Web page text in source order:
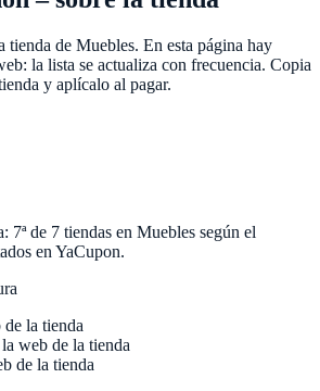
tienda de Muebles. En esta página hay
la lista se actualiza con frecuencia. Copia
y aplícalo al pagar.
7ª de 7 tiendas en Muebles según el
en YaCupon.
la tienda
web de la tienda
de la tienda